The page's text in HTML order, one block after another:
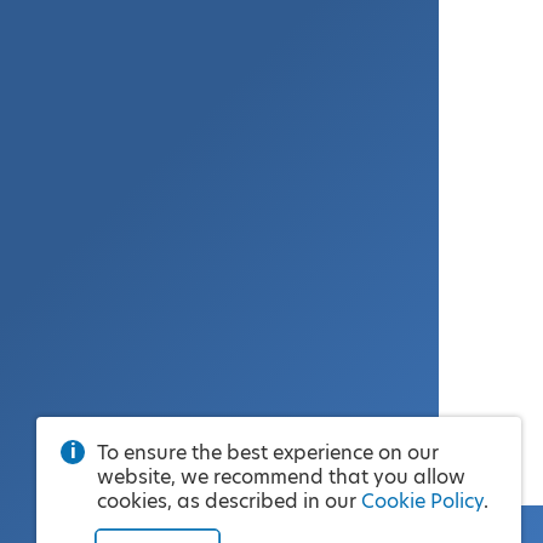
To ensure the best experience on our
website, we recommend that you allow
cookies, as described in our Cookie Policy.